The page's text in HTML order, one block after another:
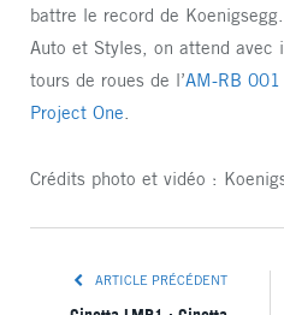
battre le record de
Auto et Styles, on attend avec
tours de roues de l’AM-RB 001
Project One
Crédits photo et vidéo :
ARTICLE PRÉCÉDENT